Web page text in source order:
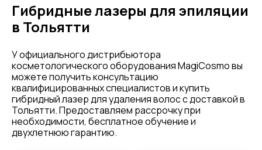
Гибридные лазеры для эпиляции
в Тольятти
У официального дистрибьютора
косметологического оборудования MagiCosmo вы
можете получить консультацию
квалифицированных специалистов и купить
гибридный лазер для удаления волос с доставкой в
Тольятти. Предоставляем рассрочку при
необходимости, бесплатное обучение и
двухлетнюю гарантию.